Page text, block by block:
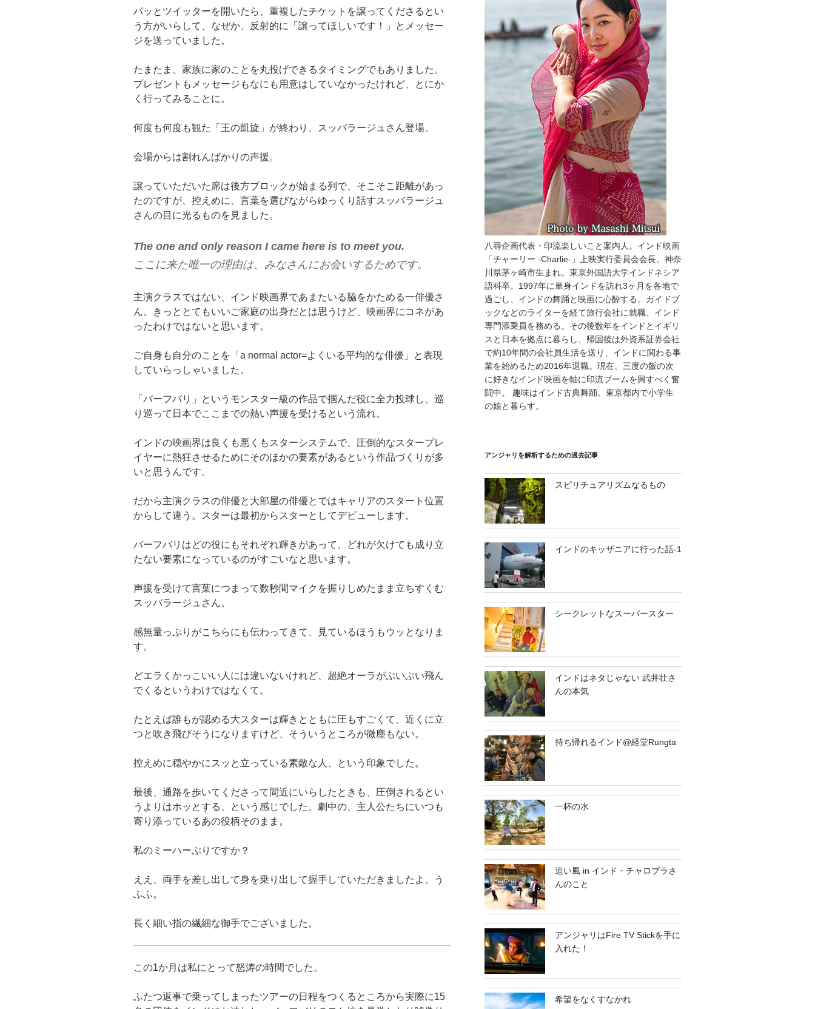
パッとツイッターを開いたら、重複したチケットを譲ってくださるとい
う方がいらして、なぜか、反射的に「譲ってほしいです！」とメッセー
ジを送っていました。
たまたま、家族に家のことを丸投げできるタイミングでもありました。
プレゼントもメッセージもなにも用意はしていなかったけれど、とにか
く行ってみることに。
何度も何度も観た「王の凱旋」が終わり、スッバラージュさん登場。
会場からは割れんばかりの声援。
譲っていただいた席は後方ブロックが始まる列で、そこそこ距離があっ
たのですが、控えめに、言葉を選びながらゆっくり話すスッバラージュ
さんの目に光るものを見ました。
The one and only reason I came here is to meet you.
ここに来た唯一の理由は、みなさんにお会いするためです。
主演クラスではない、インド映画界であまたいる脇をかためる一俳優さ
ん。きっととてもいいご家庭の出身だとは思うけど、映画界にコネがあ
ったわけではないと思います。
ご自身も自分のことを「a normal actor=よくいる平均的な俳優」と表現
していらっしゃいました。
「バーフバリ」というモンスター級の作品で掴んだ役に全力投球し、巡
り巡って日本でここまでの熱い声援を受けるという流れ。
インドの映画界は良くも悪くもスターシステムで、圧倒的なスタープレ
イヤーに熱狂させるためにそのほかの要素があるという作品づくりが多
いと思うんです。
だから主演クラスの俳優と大部屋の俳優とではキャリアのスタート位置
からして違う。スターは最初からスターとしてデビューします。
バーフバリはどの役にもそれぞれ輝きがあって、どれが欠けても成り立
たない要素になっているのがすごいなと思います。
声援を受けて言葉につまって数秒間マイクを握りしめたまま立ちすくむ
スッバラージュさん。
感無量っぷりがこちらにも伝わってきて、見ているほうもウッとなりま
す。
どエラくかっこいい人には違いないけれど、超絶オーラがぶいぶい飛ん
でくるというわけではなくて。
たとえば誰もが認める大スターは輝きとともに圧もすごくて、近くに立
つと吹き飛びそうになりますけど、そういうところが微塵もない。
控えめに穏やかにスッと立っている素敵な人、という印象でした。
最後、通路を歩いてくださって間近にいらしたときも、圧倒されるとい
うよりはホッとする、という感じでした。劇中の、主人公たちにいつも
寄り添っているあの役柄そのまま。
私のミーハーぶりですか？
ええ、両手を差し出して身を乗り出して握手していただきましたよ。う
ふふ。
長く細い指の繊細な御手でございました。
この1か月は私にとって怒涛の時間でした。
ふたつ返事で乗ってしまったツアーの日程をつくるところから実際に15
八尋企画代表・印流楽しいこと案内人。インド映画
「チャーリー -Charlie-」上映実行委員会会長。神奈
川県茅ヶ崎市生まれ。東京外国語大学インドネシア
語科卒。1997年に単身インドを訪れ3ヶ月を各地で
過ごし、インドの舞踊と映画に心酔する。ガイドブ
ックなどのライターを経て旅行会社に就職、インド
専門添乗員を務める。その後数年をインドとイギリ
スと日本を拠点に暮らし、帰国後は外資系証券会社
で約10年間の会社員生活を送り、インドに関わる事
業を始めるため2016年退職。現在、三度の飯の次
に好きなインド映画を軸に印流ブームを興すべく奮
闘中。 趣味はインド古典舞踊。東京都内で小学生
の娘と暮らす。
アンジャリを解析するための過去記事
スピリチュアリズムなるもの
インドのキッザニアに行った話-1
シークレットなスーパースター
インドはネタじゃない 武井壮さ
んの本気
持ち帰れるインド@経堂Rungta
一杯の水
追い風 in インド・チャロブラさ
んのこと
アンジャリはFire TV Stickを手に
入れた！
希望をなくすなかれ